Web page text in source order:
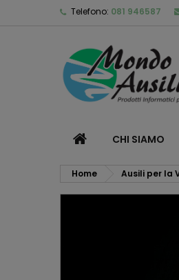
Telefono: 081 946587
CHI SIAMO
Home Ausili per la